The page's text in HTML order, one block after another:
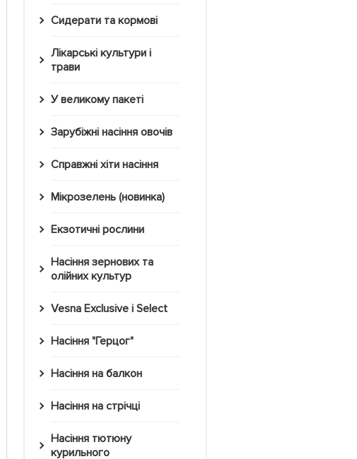
Сидерати та кормові
Лікарські культури і
трави
У великому пакеті
Зарубіжні насіння овочів
Справжні хіти насіння
Мікрозелень (новинка)
Екзотичні рослини
Насіння зернових та
олійних культур
Vesna Exclusive і Select
Насіння "Герцог"
Насіння на балкон
Насіння на стрічці
Насіння тютюну
курильного